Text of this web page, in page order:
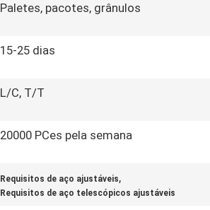
Paletes, pacotes, grânulos
15-25 dias
L/C, T/T
20000 PCes pela semana
Requisitos de aço ajustáveis,
Requisitos de aço telescópicos ajustáveis